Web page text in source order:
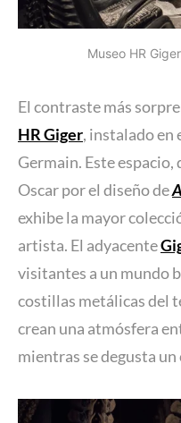
Museo HR
El contraste más
HR Giger, instalado en
Germain. Este espacio,
Oscar por el diseño de
exhibe la mayor
artista. El adyacente
visitantes a un mundo
costillas metálicas del
crean una atmósfera
mientras se degusta un